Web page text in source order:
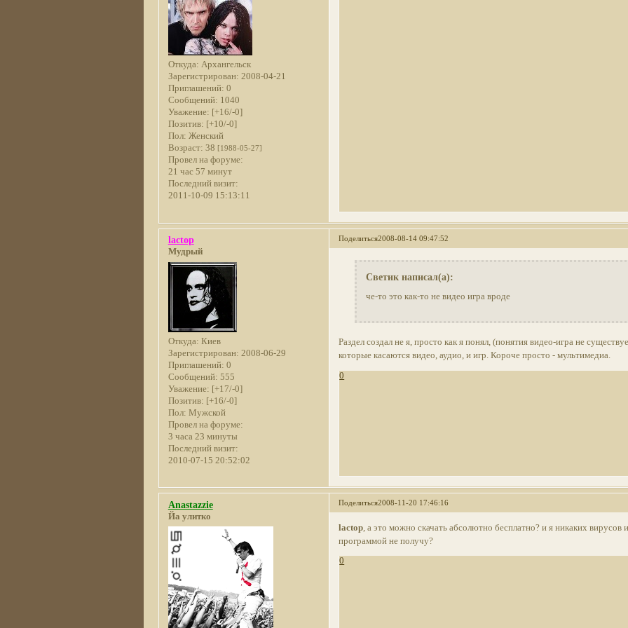
Откуда: Архангельск
Зарегистрирован: 2008-04-21
Приглашений: 0
Сообщений: 1040
Уважение: [+16/-0]
Позитив: [+10/-0]
Пол: Женский
Возраст: 38 [1988-05-27]
Провел на форуме:
21 час 57 минут
Последний визит:
2011-10-09 15:13:11
Поделиться2008-08-14 09:47:52
lactop
Мудрый
Откуда: Киев
Зарегистрирован: 2008-06-29
Приглашений: 0
Сообщений: 555
Уважение: [+17/-0]
Позитив: [+16/-0]
Пол: Мужской
Провел на форуме:
3 часа 23 минуты
Последний визит:
2010-07-15 20:52:02
Светик написал(а):
че-то это как-то не видео игра вроде
Раздел создал не я, просто как я понял, (понятия видео-игра не
которые касаются видео, аудио, и игр. Короче просто - мультимедиа.
0
Поделиться2008-11-20 17:46:16
Anastazzie
Йа улитко
lactop , а это можно скачать абсолютно бесплатно? и я никаких вирусов
программой не получу?
0